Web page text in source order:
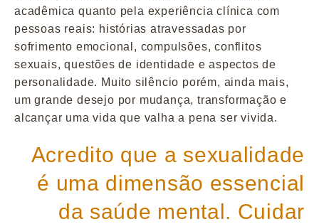
acadêmica quanto pela experiência clínica com
pessoas reais: histórias atravessadas por
sofrimento emocional, compulsões, conflitos
sexuais, questões de identidade e aspectos de
personalidade. Muito silêncio porém, ainda mais,
um grande desejo por mudança, transformação e
alcançar uma vida que valha a pena ser vivida.
Acredito que a sexualidade
é uma dimensão essencial
da saúde mental. Cuidar